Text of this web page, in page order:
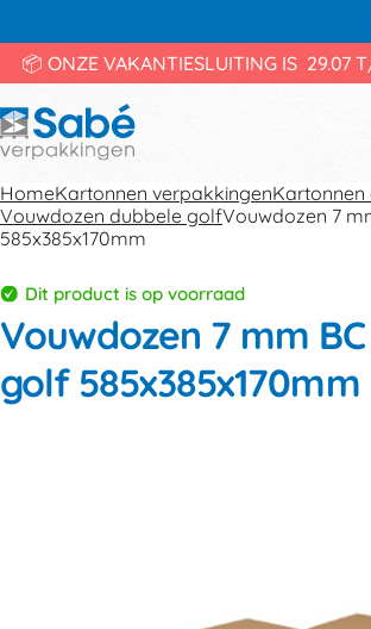
📦 ONZE VAKANTIESLUITING IS 29.07
HomeKartonnen verpakkingenKartonnen
Vouwdozen dubbele golfVouwdozen 7
585x385x170mm
Dit product is op voorraad
Vouwdozen 7 mm
golf 585x385x170mm